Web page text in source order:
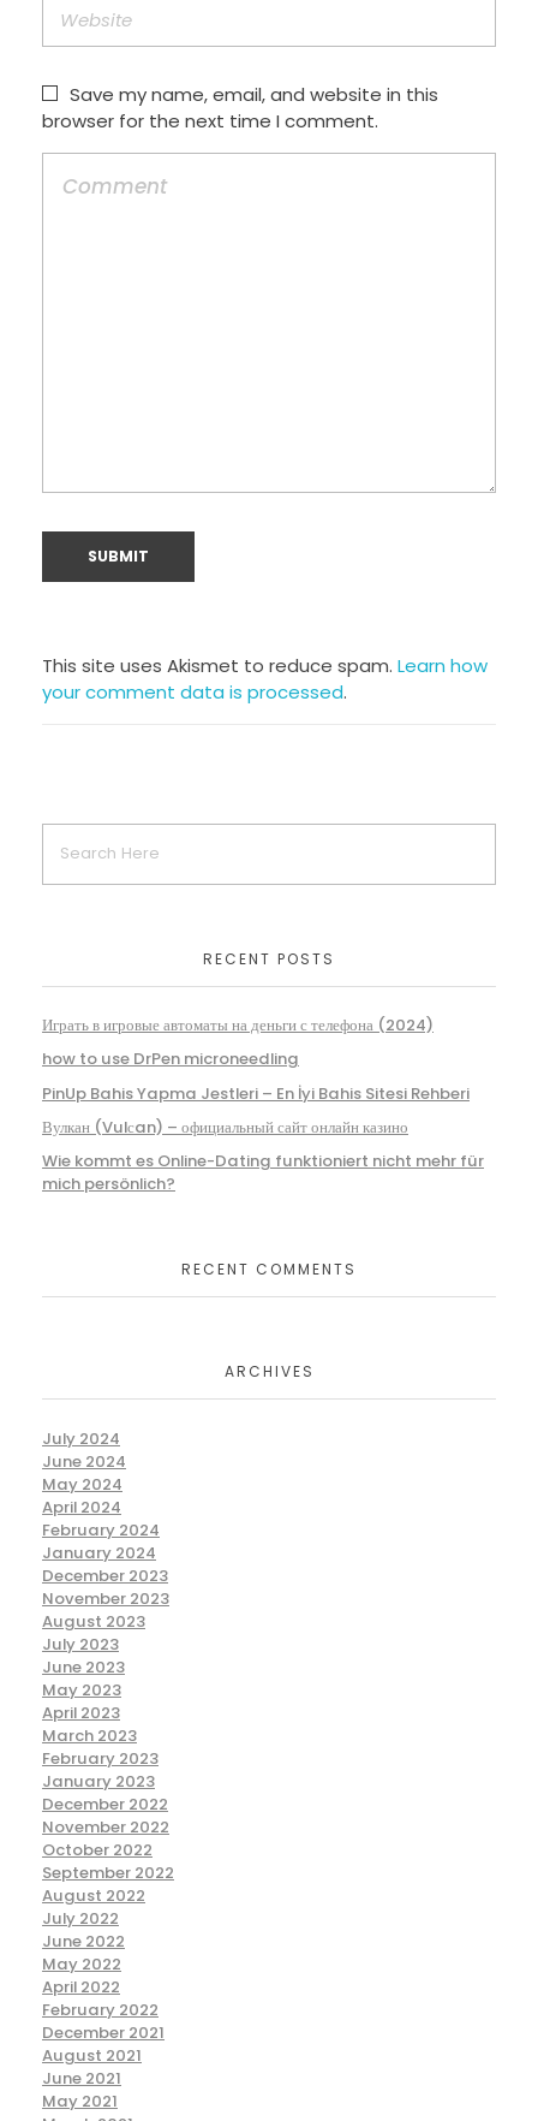
Save my name, email, and website in this
browser for the next time I comment.
This site uses Akismet to reduce spam. Learn how
your comment data is processed.
RECENT POSTS
Играть в игровые автоматы на деньги с телефона (2024)
how to use DrPen microneedling
PinUp Bahis Yapma Jestleri – En İyi Bahis Sitesi Rehberi
Вулкан (Vulсan) – официальный сайт онлайн казино
Wie kommt es Online-Dating funktioniert nicht mehr für
mich persönlich?
RECENT COMMENTS
ARCHIVES
July 2024
June 2024
May 2024
April 2024
February 2024
January 2024
December 2023
November 2023
August 2023
July 2023
June 2023
May 2023
April 2023
March 2023
February 2023
January 2023
December 2022
November 2022
October 2022
September 2022
August 2022
July 2022
June 2022
May 2022
April 2022
February 2022
December 2021
August 2021
June 2021
May 2021